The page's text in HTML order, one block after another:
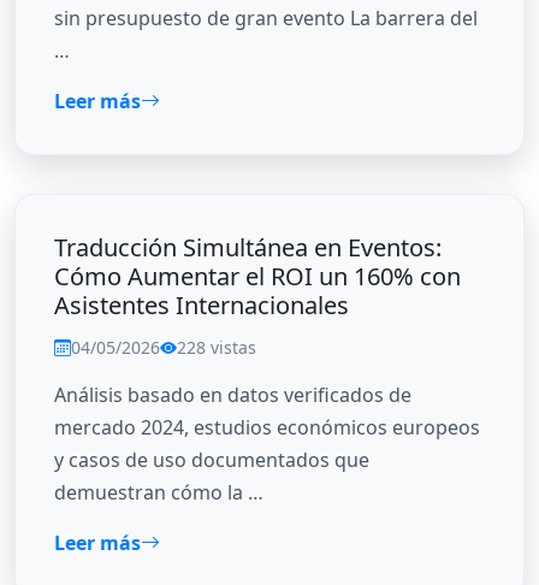
sin presupuesto de gran evento La barrera del
…
Leer más
Traducción Simultánea en Eventos:
Cómo Aumentar el ROI un 160% con
Asistentes Internacionales
04/05/2026 228 vistas
Análisis basado en datos verificados de
mercado 2024, estudios económicos europeos
y casos de uso documentados que
demuestran cómo la …
Leer más